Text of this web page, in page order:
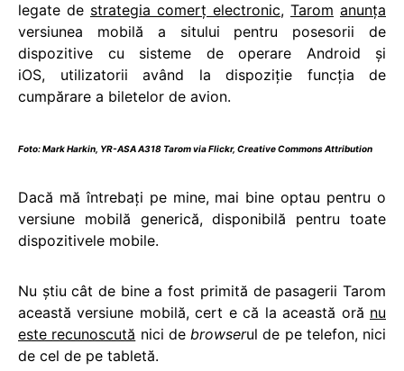
legate de strategia comerț electronic, Tarom anunţa
versiunea mobilă a sitului pentru posesorii de
dispozitive cu sisteme de operare Android şi
iOS, utilizatorii având la dispoziţie funcția de
cumpărare a biletelor de avion.
Foto:Mark Harkin YR-ASA A318 Taromvia Flickr, Creative Commons Attribution
Dacă mă întrebaţi pe mine, mai bine optau pentru o
versiune mobilă generică, disponibilă pentru toate
dispozitivele mobile.
Nu ştiu cât de bine a fost primită de pasagerii Tarom
această versiune mobilă, cert e că la această oră nu
este recunoscută nici de browserul de pe telefon, nici
de cel de pe tabletă.